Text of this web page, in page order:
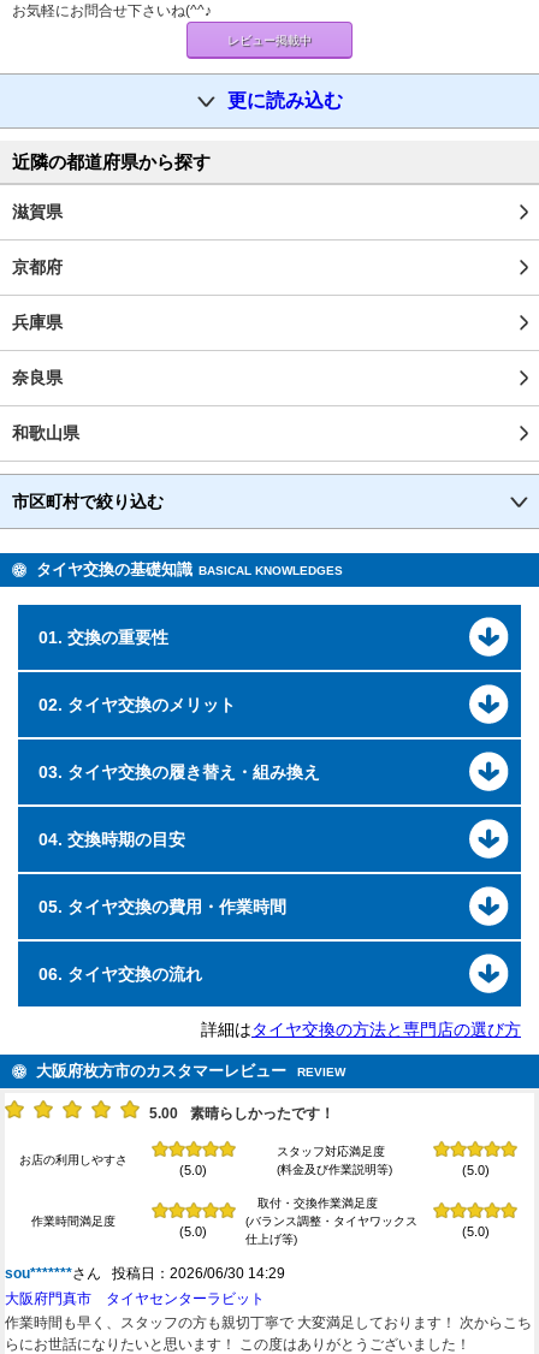
お気軽にお問合せ下さいね(^^♪
レビュー掲載中
更に読み込む
近隣の都道府県から探す
滋賀県
京都府
兵庫県
奈良県
和歌山県
市区町村で絞り込む
タイヤ交換の基礎知識 BASICAL KNOWLEDGES
01. 交換の重要性
02. タイヤ交換のメリット
03. タイヤ交換の履き替え・組み換え
04. 交換時期の目安
05. タイヤ交換の費用・作業時間
06. タイヤ交換の流れ
詳細はタイヤ交換の方法と専門店の選び方
大阪府枚方市のカスタマーレビュー REVIEW
5.00 素晴らしかったです！
お店の利用しやすさ
(5.0)
スタッフ対応満足度
(料金及び作業説明等)
(5.0)
作業時間満足度
(5.0)
取付・交換作業満足度
(バランス調整・タイヤワックス
仕上げ等)
(5.0)
sou*******さん 投稿日：2026/06/30 14:29
大阪府門真市 タイヤセンターラビット
作業時間も早く、スタッフの方も親切丁寧で 大変満足しております！ 次からこち
らにお世話になりたいと思います！ この度はありがとうございました！